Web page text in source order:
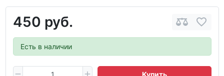
450 руб.
Есть в наличии
Купить